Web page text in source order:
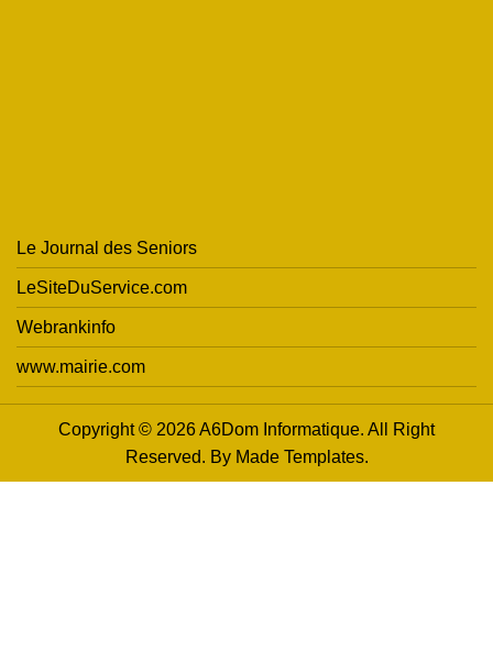
Le Journal des Seniors
LeSiteDuService.com
Webrankinfo
www.mairie.com
Copyright © 2026 A6Dom Informatique. All Right
Reserved. By Made Templates.